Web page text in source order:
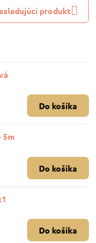
produkt
Do košíka
5m
Do košíka
Do košíka